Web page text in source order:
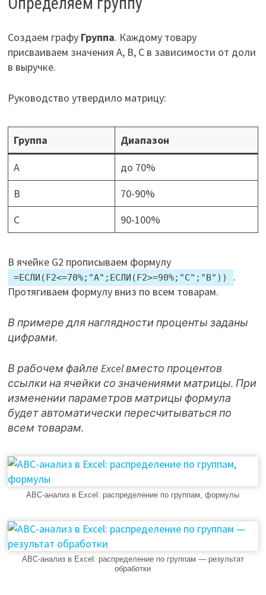
Создаем графу Группа. Каждому товару
присваиваем значения А, В, С в зависимости от доли
в выручке.
Руководство утвердило матрицу:
Группа
Диапазон
A
до 70%
B
70-90%
C
90-100%
В ячейке G2 прописываем формулу
=ЕСЛИ(F2<=70%;"A";ЕСЛИ(F2>=90%;"C";"В"))
.
Протягиваем формулу вниз по всем товарам.
В примере для наглядности проценты заданы
цифрами.
В рабочем файле Excel вместо процентов
ссылки на ячейки со значениями матрицы. При
изменении параметров матрицы формула
будет автоматически пересчитываться по
всем товарам.
ABC-анализ в Excel: распределение по группам, формулы
ABC-анализ в Excel: распределение по группам — результат
обработки